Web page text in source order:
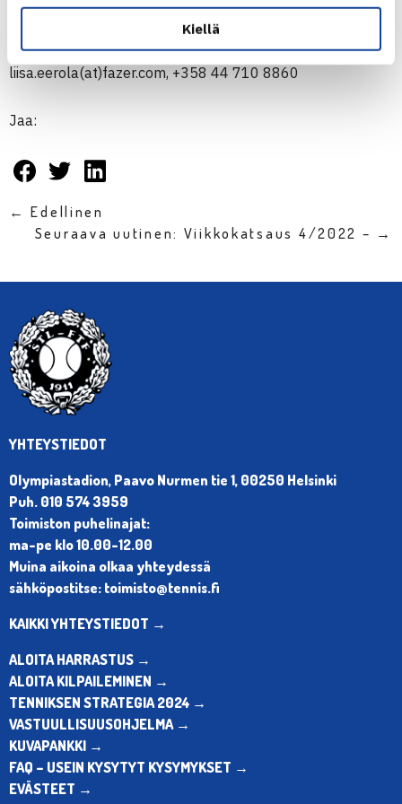
Kiellä
Liisa Eerola, viestintäjohtaja, Fazer
liisa.eerola(at)fazer.com, +358 44 710 8860
Jaa:
← Edellinen
Seuraava uutinen: Viikkokatsaus 4/2022 – →
YHTEYSTIEDOT
Olympiastadion, Paavo Nurmen tie 1, 00250 Helsinki
Puh. 010 574 3959
Toimiston puhelinajat:
ma-pe klo 10.00-12.00
Muina aikoina olkaa yhteydessä
sähköpostitse: toimisto@tennis.fi
KAIKKI YHTEYSTIEDOT →
ALOITA HARRASTUS →
ALOITA KILPAILEMINEN →
TENNIKSEN STRATEGIA 2024 →
VASTUULLISUUSOHJELMA →
KUVAPANKKI →
FAQ – USEIN KYSYTYT KYSYMYKSET →
EVÄSTEET →